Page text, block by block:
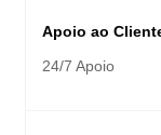
Apoio ao
24/7 Apoio